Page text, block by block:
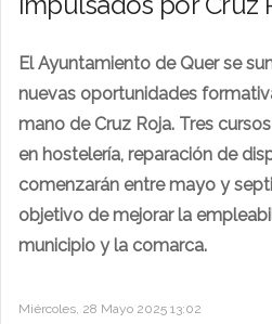
El Ayuntamiento de Quer se
nuevas oportunidades
mano de Cruz Roja. Tres
en hostelería, reparación de
comenzarán entre mayo y
objetivo de mejorar la
municipio y la comarca.
Miércoles, 28 Mayo 2025 13:02